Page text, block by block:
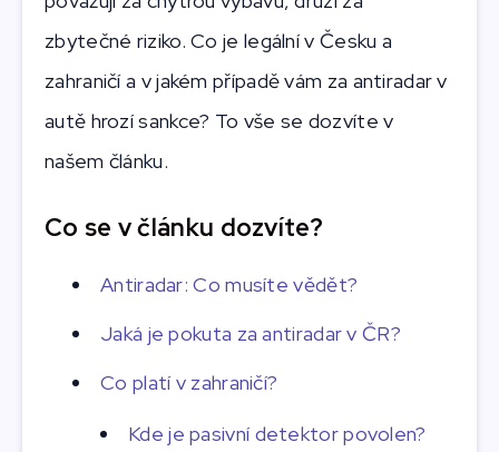
zbytečné riziko. Co je legální v Česku a
zahraničí a v jakém případě vám za antiradar v
autě hrozí sankce? To vše se dozvíte v
našem článku.
Co se v článku dozvíte?
Antiradar: Co musíte vědět?
Jaká je pokuta za antiradar v ČR?
Co platí v zahraničí?
Kde je pasivní detektor povolen?